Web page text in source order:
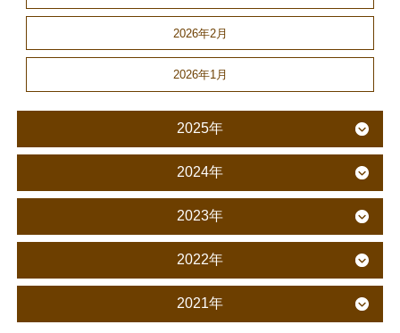
2026年2月
2026年1月
2025年
2024年
2023年
2022年
2021年